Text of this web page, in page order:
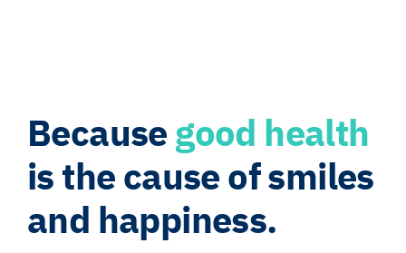
Becausegood health
is the cause of smiles
and happiness.